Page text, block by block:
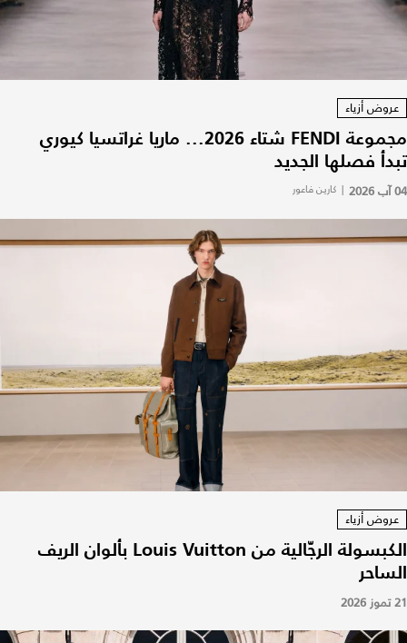
عروض أزياء
مجموعة FENDI شتاء 2026... ماريا غراتسيا كيوري
تبدأ فصلها الجديد
04 آب 2026 | كارين فاعور
عروض أزياء
الكبسولة الرجّالية من Louis Vuitton بألوان الريف
الساحر
21 تموز 2026